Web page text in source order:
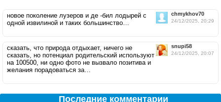
chmykhov70
24/12/2025, 20:29
новое поколение лузеров и де -бил лодырей с
одной извилиной и таких большинство…
snupi58
24/12/2025, 20:07
сказать, что природа отдыхает, ничего не
сказать, но потенциал родительский используют
на 100500, ни одно фото не вызвало позитива и
желания порадоваться за…
Последние комментарии